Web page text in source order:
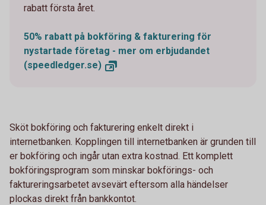
rabatt första året.
50% rabatt på bokföring & fakturering för
nystartade företag - mer om erbjudandet
(speedledger.se)
Sköt bokföring och fakturering enkelt direkt i
internetbanken. Kopplingen till internetbanken är grunden till
er bokföring och ingår utan extra kostnad. Ett komplett
bokföringsprogram som minskar bokförings- och
faktureringsarbetet avsevärt eftersom alla händelser
plockas direkt från bankkontot.